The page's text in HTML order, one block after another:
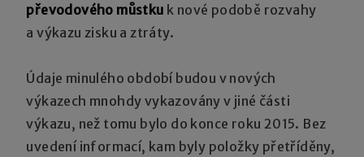
převodového můstku k nové podobě rozvahy
a výkazu zisku a ztráty.
Údaje minulého období budou v nových
výkazech mnohdy vykazovány v jiné části
výkazu, než tomu bylo do konce roku 2015. Bez
uvedení informací, kam byly položky přetříděny,